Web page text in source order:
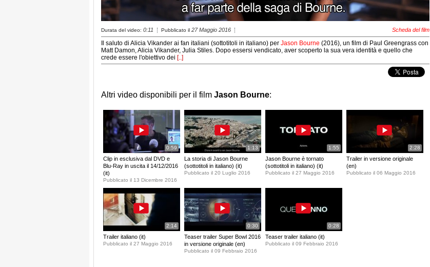
Durata del video: 0:11 Pubblicato il 27 Maggio 2016 Scheda del film
Il saluto di Alicia Vikander ai fan italiani (sottotitoli in italiano) per Jason Bourne (2016), un film di Paul Greengrass con
Matt Damon, Alicia Vikander, Julia Stiles. Dopo essersi vendicato, aver scoperto la sua vera identità e quello che
crede essere l'obiettivo dei [..]
Altri video disponibili per il film Jason Bourne:
0:59
Clip in esclusiva dal DVD e
Blu-Ray in uscita il 14/12/2016
(it)
Pubblicato il 13 Dicembre 2016
1:13
La storia di Jason Bourne
(sottotitoli in italiano) (it)
Pubblicato il 20 Luglio 2016
1:55
Jason Bourne è tornato
(sottotitoli in italiano) (it)
Pubblicato il 27 Maggio 2016
2:28
Trailer in versione originale
(en)
Pubblicato il 06 Maggio 2016
2:14
Trailer italiano (it)
Pubblicato il 27 Maggio 2016
0:30
Teaser trailer Super Bowl 2016
in versione originale (en)
Pubblicato il 09 Febbraio 2016
0:28
Teaser trailer italiano (it)
Pubblicato il 09 Febbraio 2016